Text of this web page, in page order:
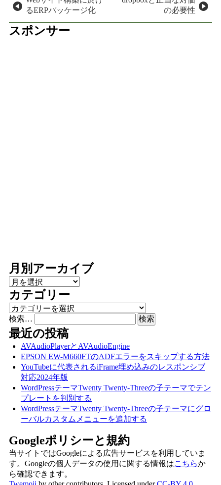
るERPパッケージ化
の必要性
スポンサー
月別アーカイブ
月別アーカイブ
カテゴリー
カテゴリー
検索…
最近の投稿
AVAudioPlayerとAVAudioEngine
EPSON EW-M660FTのADFエラーをスキップする方法
YouTubeに代表されるiFrame埋め込みのレスポンシブ
対応2024年版
WordPressテーマTwenty Twenty-Threeの子テーマでテン
プレートを判別する
WordPressテーマTwenty Twenty-Threeの子テーマにグロ
ーバルカスタムメニューを追加する
Googleポリシーと規約
当サイトではGoogleによる広告サービスを利用していま
す。Googleの個人データの使用に関する情報はこちらか
ら確認できます。